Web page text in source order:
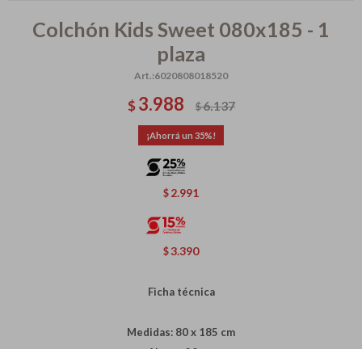
Colchón Kids Sweet 080x185 - 1
plaza
6020808018520
$ 3.988 $6.137
35
$ 2.991
$3.390
Ficha técnica
Medidas: 80 x 185 cm